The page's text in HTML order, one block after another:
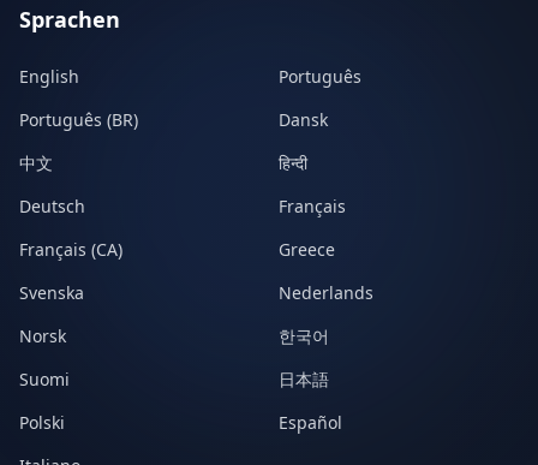
Sprachen
English
Português
Português (BR)
Dansk
中文
हिन्दी
Deutsch
Français
Français (CA)
Greece
Svenska
Nederlands
Norsk
한국어
Suomi
日本語
Polski
Español